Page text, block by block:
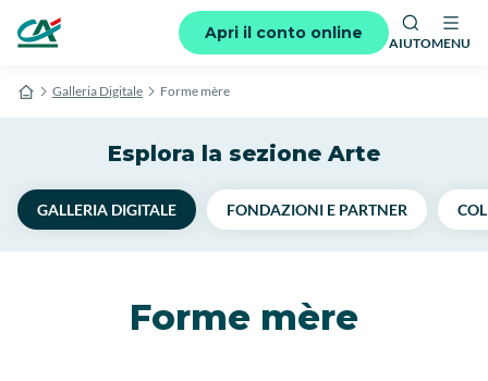
Apri il conto online
AIUTOMENU
Galleria Digitale Forme mère
Esplora la sezione Arte
GALLERIA DIGITALE FONDAZIONI E PARTNER
Forme mère